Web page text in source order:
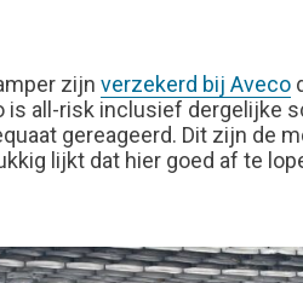
zijn verzekerd bij Aveco
all-risk inclusief dergelijke
gereageerd. Dit zijn de
lijkt dat hier goed af te